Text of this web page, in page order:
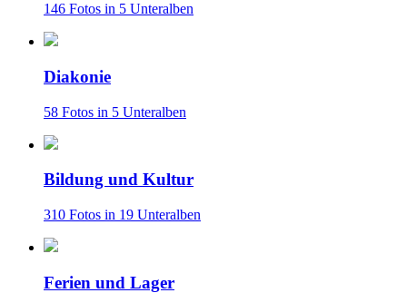
146 Fotos in 5 Unteralben
Diakonie
58 Fotos in 5 Unteralben
Bildung und Kultur
310 Fotos in 19 Unteralben
Ferien und Lager